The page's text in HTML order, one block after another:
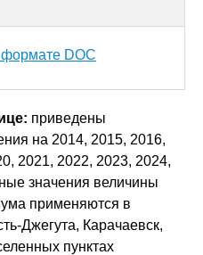
формате DOC
приведены
на 2014, 2015, 2016,
2021, 2022, 2023, 2024,
значения величины
применяются в
Джегута, Карачаевск,
пунктах